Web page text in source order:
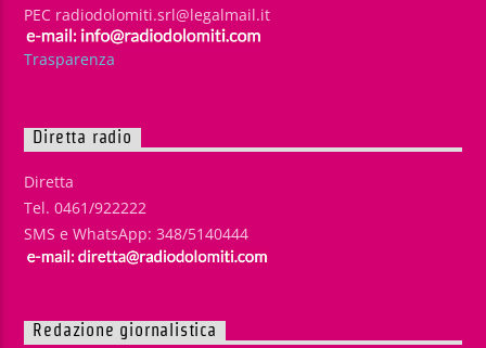
PEC radiodolomiti.srl@legalmail.it
Trasparenza
Diretta radio
Diretta
Tel. 0461/922222
SMS e WhatsApp: 348/5140444
Redazione giornalistica